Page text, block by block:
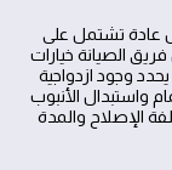
عادة تشتمل على
الصيانة خيارات
وجود ازدواجية
واستبدال الأنبوب
الإصلاح والمدة